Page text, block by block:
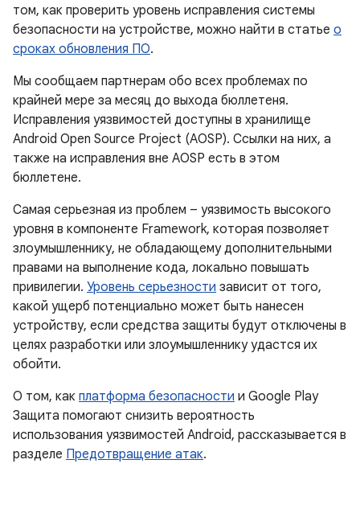
том, как проверить уровень исправления системы
безопасности на устройстве, можно найти в статье о
сроках обновления ПО.
Мы сообщаем партнерам обо всех проблемах по
крайней мере за месяц до выхода бюллетеня.
Исправления уязвимостей доступны в хранилище
Android Open Source Project (AOSP). Ссылки на них, а
также на исправления вне AOSP есть в этом
бюллетене.
Самая серьезная из проблем – уязвимость высокого
уровня в компоненте Framework, которая позволяет
злоумышленнику, не обладающему дополнительными
правами на выполнение кода, локально повышать
привилегии. Уровень серьезности зависит от того,
какой ущерб потенциально может быть нанесен
устройству, если средства защиты будут отключены в
целях разработки или злоумышленнику удастся их
обойти.
О том, как платформа безопасности и Google Play
Защита помогают снизить вероятность
использования уязвимостей Android, рассказывается в
разделе Предотвращение атак.